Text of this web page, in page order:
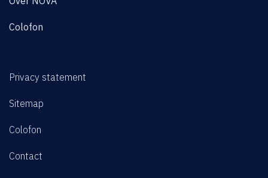
Colofon
Privacy statement
Sitemap
Colofon
Contact